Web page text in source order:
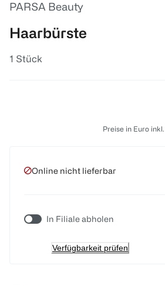
PARSA Beauty
Haarbürste
1 Stück
Preise in Euro
Online nicht lieferbar
In Filiale abholen
Verfügbarkeit prüfen